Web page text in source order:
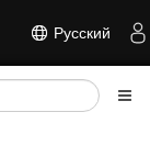
Русский